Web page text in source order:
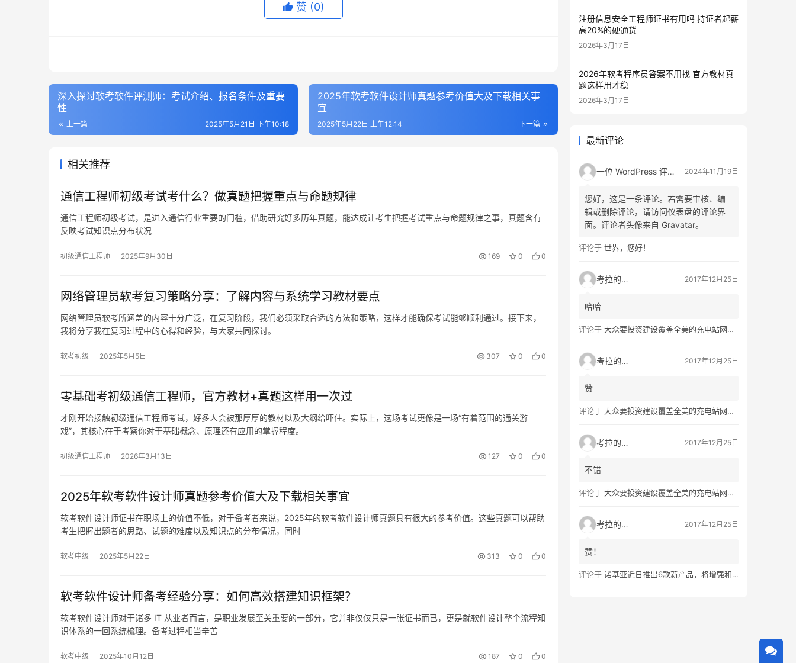
赞 (0)
深入探讨软考软件评测师：考试介绍、报名条件及重要
性
上一篇 2025年5月21日 下午10:18
2025年软考软件设计师真题参考价值大及下载相关事
宜
下一篇
2025年5月22日 上午12:14
相关推荐
通信工程师初级考试考什么？做真题把握重点与命题规律
通信工程师初级考试，是进入通信行业重要的门槛，借助研究好多历年真题，能达成让考生把握考试重点与命题规律之事，真题含有
反映考试知识点分布状况
初级通信工程师 2025年9月30日 169 0 0
网络管理员软考复习策略分享：了解内容与系统学习教材要点
网络管理员软考所涵盖的内容十分广泛，在复习阶段，我们必须采取合适的方法和策略，这样才能确保考试能够顺利通过。接下来，
我将分享我在复习过程中的心得和经验，与大家共同探讨。
软考初级 2025年5月5日 307 0 0
零基础考初级通信工程师，官方教材+真题这样用一次过
才刚开始接触初级通信工程师考试，好多人会被那厚厚的教材以及大纲给吓住。实际上，这场考试更像是一场“有着范围的通关游
戏”，其核心在于考察你对于基础概念、原理还有应用的掌握程度。
初级通信工程师 2026年3月13日 127 0 0
2025年软考软件设计师真题参考价值大及下载相关事宜
软考软件设计师证书在职场上的价值不低，对于备考者来说，2025年的软考软件设计师真题具有很大的参考价值。这些真题可以帮助
考生把握出题者的思路、试题的难度以及知识点的分布情况，同时
软考中级 2025年5月22日 313 0 0
软考软件设计师备考经验分享：如何高效搭建知识框架？
软考软件设计师对于诸多 IT 从业者而言，是职业发展至关重要的一部分，它并非仅仅只是一张证书而已，更是就软件设计整个流程知
识体系的一回系统梳理。备考过程相当辛苦
软考中级 2025年10月12日 187 0 0
注册信息安全工程师证书有用吗 持证者起薪
高20%的硬通货
2026年3月17日
2026年软考程序员答案不用找 官方教材真
题这样用才稳
2026年3月17日
最新评论
一位 WordPress 评论者 2024年11月19日
您好，这是一条评论。若需要审核、编
辑或删除评论，请访问仪表盘的评论界
面。评论者头像来自 Gravatar。
评论于 世界，您好！
考拉的生活 2017年12月25日
哈哈
评论于 大众要投资建设覆盖全美的充电站网络，特斯拉也没闲着
考拉的生活 2017年12月25日
赞
评论于 大众要投资建设覆盖全美的充电站网络，特斯拉也没闲着
考拉的生活 2017年12月25日
不错
评论于 大众要投资建设覆盖全美的充电站网络，特斯拉也没闲着
考拉的生活 2017年12月25日
赞！
评论于 诺基亚近日推出6款新产品，将增强和16家公司合作，VR领域发力明显